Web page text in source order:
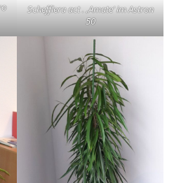
Schefflera act . ‚Amate‘ im Astron
50